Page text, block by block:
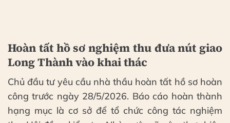
Hoàn tất hồ sơ nghiệm thu đưa nút giao
Long Thành vào khai thác
Chủ đầu tư yêu cầu nhà thầu hoàn tất hồ sơ hoàn
công trước ngày 28/5/2026. Báo cáo hoàn thành
hạng mục là cơ sở để tổ chức công tác nghiệm